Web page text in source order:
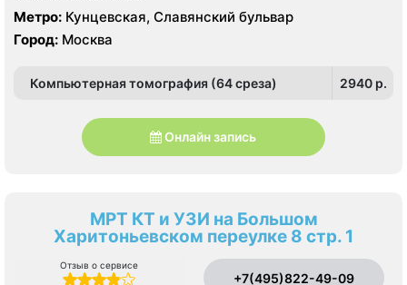
Метро: Кунцевская, Славянский бульвар
Город: Москва
Компьютерная томография (64 среза) 2940 p.
Онлайн запись
МРТ КТ и УЗИ на Большом
Харитоньевском переулке 8 стр. 1
Отзыв о сервисе
+7(495)822-49-09